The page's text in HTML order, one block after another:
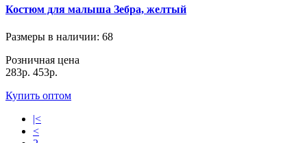
Костюм для малыша Зебра, желтый
Размеры в наличии: 68
Розничная цена
283р. 453р.
Купить оптом
|<
<